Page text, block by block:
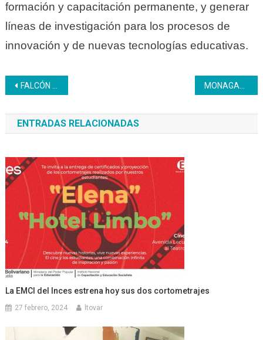
formación y capacitación permanente, y generar
líneas de investigación para los procesos de
innovación y de nuevas tecnologías educativas.
Navegación
de
entradas
FALCÓN | Inces estuvo presente en el Foro “Turismo e Inversiones Verdes»
ENTRADAS RELACIONADAS
La EMCI del Inces estrena hoy sus dos cortometrajes
27 febrero, 2024 ltovar